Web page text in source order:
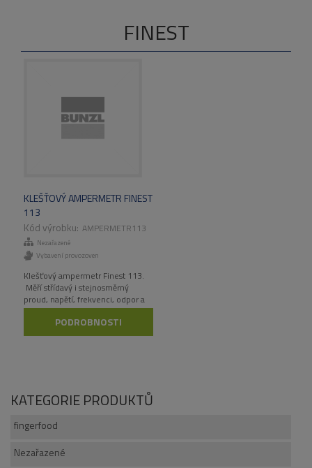
FINEST
KLEŠŤOVÝ AMPERMETR FINEST
113
AMPERMETR113
Nezařazené
Vybavení provozoven
Klešťový ampermetr Finest 113.
Měří střídavý i stejnosměrný
proud, napětí, frekvenci, odpor a
kontroluje spojitost obvodu.
PODROBNOSTI
KATEGORIE PRODUKTŮ
fingerfood
Nezařazené